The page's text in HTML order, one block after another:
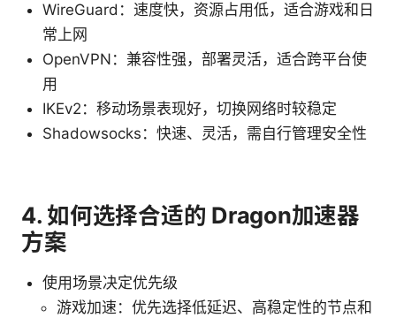
WireGuard：速度快，资源占用低，适合游戏和日
常上网
OpenVPN：兼容性强，部署灵活，适合跨平台使
用
IKEv2：移动场景表现好，切换网络时较稳定
Shadowsocks：快速、灵活，需自行管理安全性
4. 如何选择合适的 Dragon加速器
方案
使用场景决定优先级
游戏加速：优先选择低延迟、高稳定性的节点和